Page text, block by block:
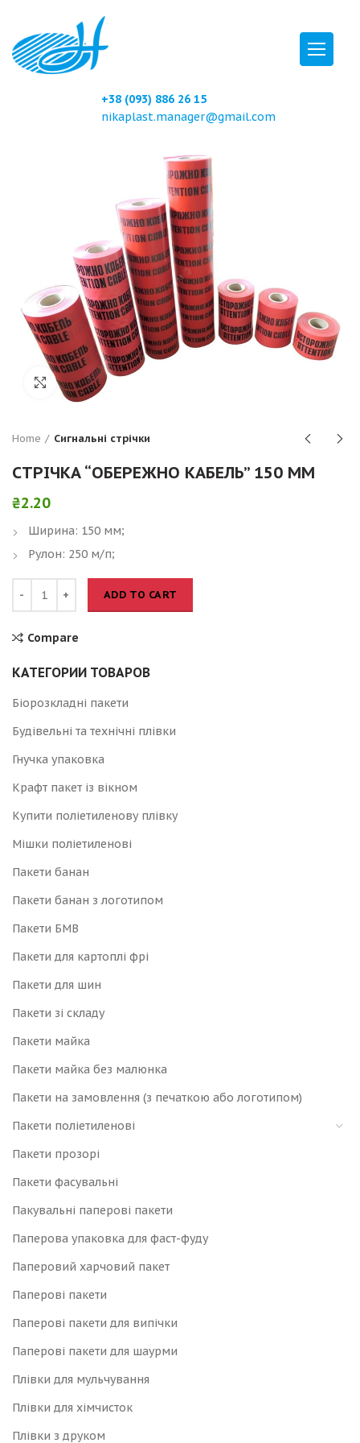
+38 (093) 886 26 15
nikaplast.manager@gmail.com
Click to enlarge
Home Сигнальні стрічки
СТРІЧКА “ОБЕРЕЖНО КАБЕЛЬ” 150 ММ
₴2.20
Ширина: 150 мм;
Рулон: 250 м/п;
ADD TO CART
Compare
КАТЕГОРИИ ТОВАРОВ
Біорозкладні пакети
Будівельні та технічні плівки
Гнучка упаковка
Крафт пакет із вікном
Купити поліетиленову плівку
Мішки поліетиленові
Пакети банан
Пакети банан з логотипом
Пакети БМВ
Пакети для картоплі фрі
Пакети для шин
Пакети зі складу
Пакети майка
Пакети майка без малюнка
Пакети на замовлення (з печаткою або логотипом)
Пакети поліетиленові
Пакети прозорі
Пакети фасувальні
Пакувальні паперові пакети
Паперова упаковка для фаст-фуду
Паперовий харчовий пакет
Паперові пакети
Паперові пакети для випічки
Паперові пакети для шаурми
Плівки для мульчування
Плівки для хімчисток
Плівки з друком